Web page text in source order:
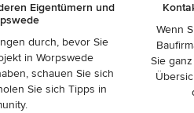
Eigentümern und
durch, bevor Sie
in Worpswede
schauen Sie sich
Sie sich Tipps in
Wenn
Sie